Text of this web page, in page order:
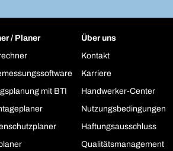
/ Planer
mit BTI
Über uns
Kontakt
Karriere
Handwerker-Center
Nutzungsbedingungen
Haftungsausschluss
Qualitätsmanagement